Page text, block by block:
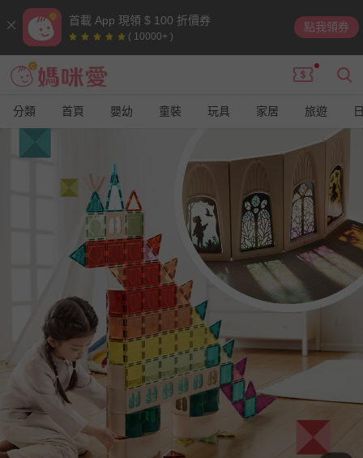
首載 App 現領 $ 100 折價券
( 10000+ )
點我領券
分類 首頁 嬰幼 童裝 玩具 家居 旅遊